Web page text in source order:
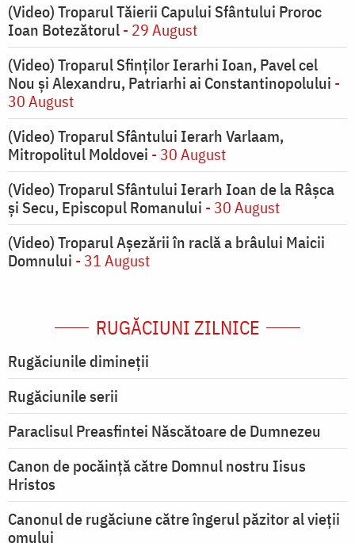
(Video) Troparul Tăierii Capului Sfântului Proroc
Ioan Botezătorul- 29 August
(Video) Troparul Sfinților Ierarhi Ioan, Pavel cel
Nou și Alexandru, Patriarhi ai Constantinopolului -
30 August
(Video) Troparul Sfântului Ierarh Varlaam,
Mitropolitul Moldovei - 30 August
(Video) Troparul Sfântului Ierarh Ioan de la Râșca
și Secu, Episcopul Romanului - 30 August
(Video) Troparul Așezării în raclă a brâului Maicii
Domnului - 31 August
RUGĂCIUNI ZILNICE
Rugăciunile dimineții
Rugăciunile serii
Paraclisul Preasfintei Născătoare de Dumnezeu
Canon de pocăință către Domnul nostru Iisus
Hristos
Canonul de rugăciune către îngerul păzitor al vieții
omului